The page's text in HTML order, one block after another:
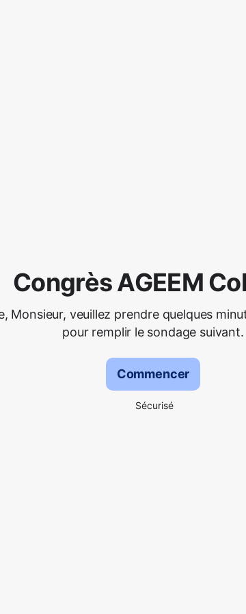
Congrès AGEEM
Monsieur, veuillez prendre quelques
pour remplir le sondage suivant.
Commencer
Sécurisé